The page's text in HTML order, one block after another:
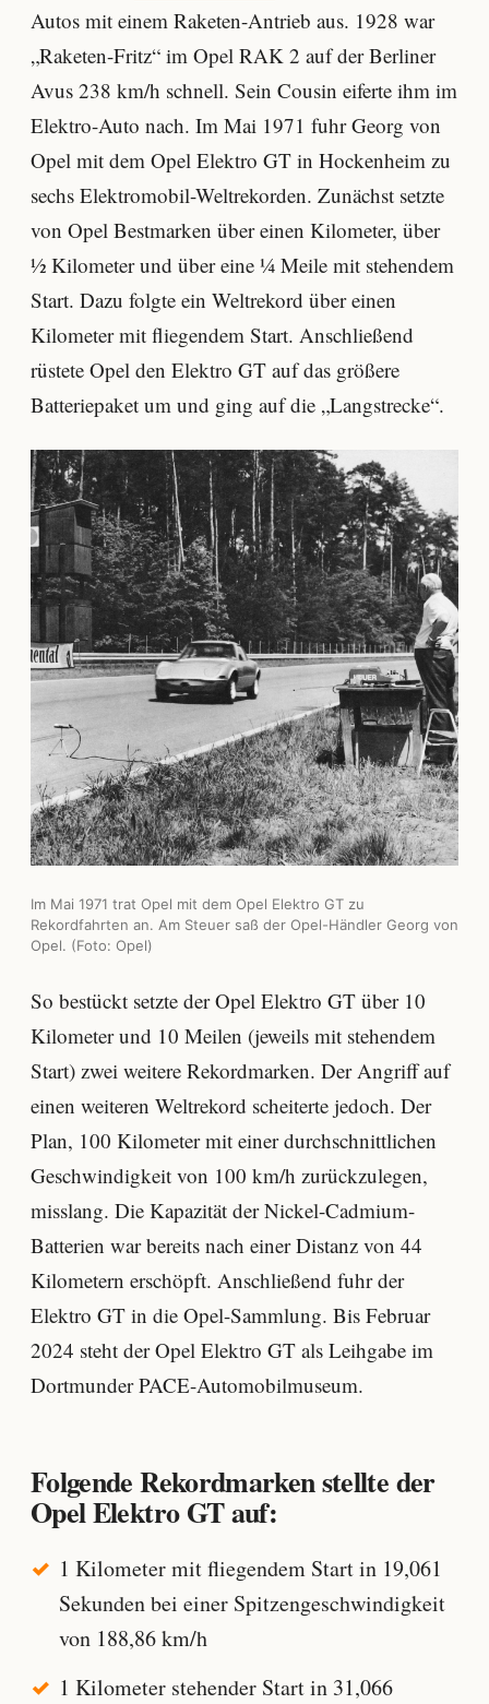
Autos mit einem Raketen-Antrieb aus. 1928 war
„Raketen-Fritz“ im Opel RAK 2 auf der Berliner
Avus 238 km/h schnell. Sein Cousin eiferte ihm im
Elektro-Auto nach. Im Mai 1971 fuhr Georg von
Opel mit dem Opel Elektro GT in Hockenheim zu
sechs Elektromobil-Weltrekorden. Zunächst setzte
von Opel Bestmarken über einen Kilometer, über
½ Kilometer und über eine ¼ Meile mit stehendem
Start. Dazu folgte ein Weltrekord über einen
Kilometer mit fliegendem Start. Anschließend
rüstete Opel den Elektro GT auf das größere
Batteriepaket um und ging auf die „Langstrecke“.
Im Mai 1971 trat Opel mit dem Opel Elektro GT zu
Rekordfahrten an. Am Steuer saß der Opel-Händler Georg von
Opel. (Foto: Opel)
So bestückt setzte der Opel Elektro GT über 10
Kilometer und 10 Meilen (jeweils mit stehendem
Start) zwei weitere Rekordmarken. Der Angriff auf
einen weiteren Weltrekord scheiterte jedoch. Der
Plan, 100 Kilometer mit einer durchschnittlichen
Geschwindigkeit von 100 km/h zurückzulegen,
misslang. Die Kapazität der Nickel-Cadmium-
Batterien war bereits nach einer Distanz von 44
Kilometern erschöpft. Anschließend fuhr der
Elektro GT in die Opel-Sammlung. Bis Februar
2024 steht der Opel Elektro GT als Leihgabe im
Dortmunder PACE-Automobilmuseum.
Folgende Rekordmarken stellte der
Opel Elektro GT auf:
1 Kilometer mit fliegendem Start in 19,061
Sekunden bei einer Spitzengeschwindigkeit
von 188,86 km/h
1 Kilometer stehender Start in 31,066